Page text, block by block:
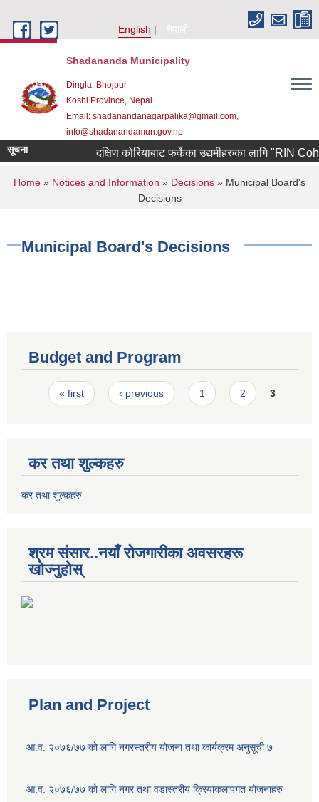
English
नेपाली
Shadananda Municipality
Dingla, Bhojpur
Koshi Province, Nepal
Email: shadanandanagarpalika@gmail.com,
info@shadanandamun.gov.np
सूचना दक्षिण कोरियाबाट फर्केका उद्यमीहरुका लागि "RIN
You are here
Home » Notices and Information » Decisions » Municipal Board's
Decisions
Municipal Board's Decisions
Budget and Program
Pages
« first ‹ previous 1 2 3
कर तथा शुल्कहरु
कर तथा शुल्कहरु
श्रम संसार..नयाँ रोजगारीका अवसरहरू
खोज्नुहोस्
Plan and Project
आ.व. २०७६/७७ को लागि नगरस्तरीय योजना तथा कार्यक्रम अनुसूची ७
आ.व. २०७६/७७ को लागि नगर तथा वडास्तरीय क्रियाकलापगत योजनाहरु